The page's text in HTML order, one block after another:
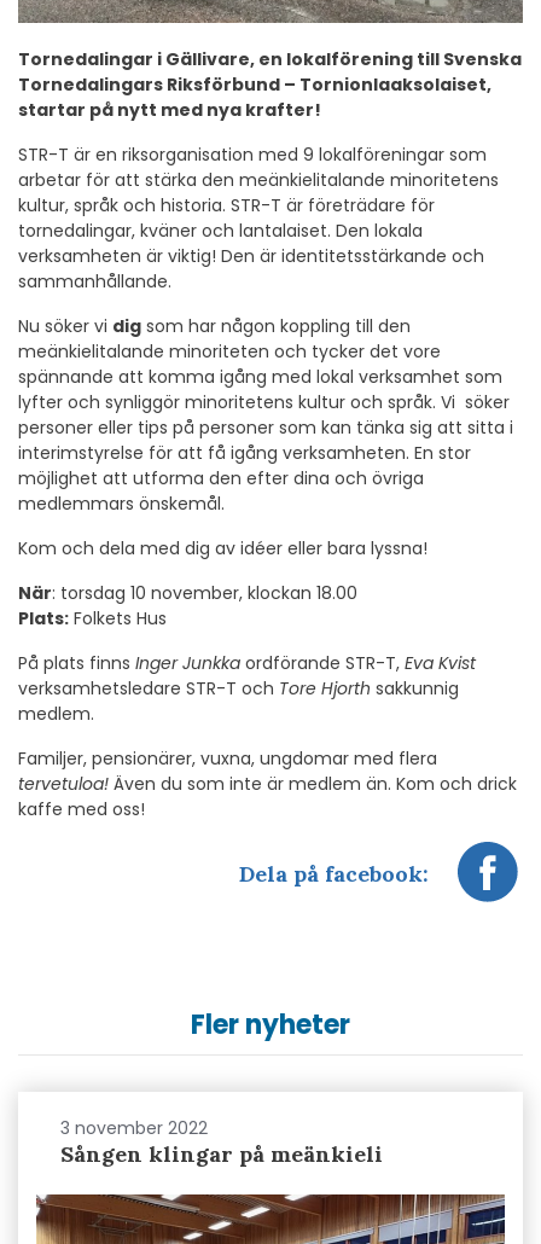
Tornedalingar i Gällivare, en lokalförening till Svenska
Tornedalingars Riksförbund – Tornionlaaksolaiset,
startar på nytt med nya krafter!
STR-T är en riksorganisation med 9 lokalföreningar som
arbetar för att stärka den meänkielitalande minoritetens
kultur, språk och historia. STR-T är företrädare för
tornedalingar, kväner och lantalaiset. Den lokala
verksamheten är viktig! Den är identitetsstärkande och
sammanhållande.
Nu söker vi dig som har någon koppling till den
meänkielitalande minoriteten och tycker det vore
spännande att komma igång med lokal verksamhet som
lyfter och synliggör minoritetens kultur och språk. Vi söker
personer eller tips på personer som kan tänka sig att sitta i
interimstyrelse för att få igång verksamheten. En stor
möjlighet att utforma den efter dina och övriga
medlemmars önskemål.
Kom och dela med dig av idéer eller bara lyssna!
När: torsdag 10 november, klockan 18.00
Plats: Folkets Hus
På plats finns Inger Junkka ordförande STR-T, Eva Kvist
verksamhetsledare STR-T och Tore Hjorth sakkunnig
medlem.
Familjer, pensionärer, vuxna, ungdomar med flera
tervetuloa! Även du som inte är medlem än. Kom och drick
kaffe med oss!
Dela på facebook:
Fler nyheter
3 november 2022
Sången klingar på meänkieli